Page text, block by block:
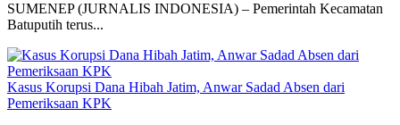
SUMENEP (JURNALIS INDONESIA) – Pemerintah Kecamatan
Batuputih terus...
Kasus Korupsi Dana Hibah Jatim, Anwar Sadad Absen dari
Pemeriksaan KPK